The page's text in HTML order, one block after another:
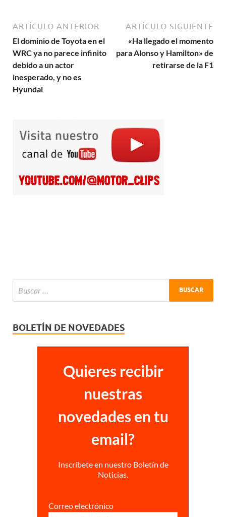
ARTÍCULO ANTERIOR
El dominio de Toyota en el
WRC ya no parece infinito
debido a un actor
inesperado, y no es
Hyundai
ARTÍCULO SIGUIENTE
«Ha llegado el momento
para Alonso y Hamilton» de
retirarse de la F1
BOLETÍN DE NOVEDADES
Quieres recibir
nuestras
novedades en tu
email?
Inscríbete en nuestro Boletín de
Noticias.
Correo electrónico